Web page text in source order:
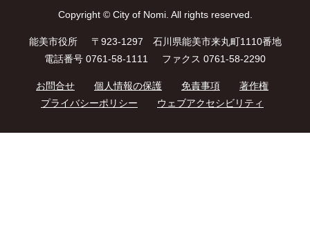
Copyright © City of Nomi. All rights reserved.
能美市役所
〒923-1297 石川県能美市来丸町1110番地
電話番号 0761-58-1111
ファクス 0761-58-2290
お問合せ 個人情報の保護 免責事項
著作権
プライバシーポリシー
ウェブアクセシビリティ